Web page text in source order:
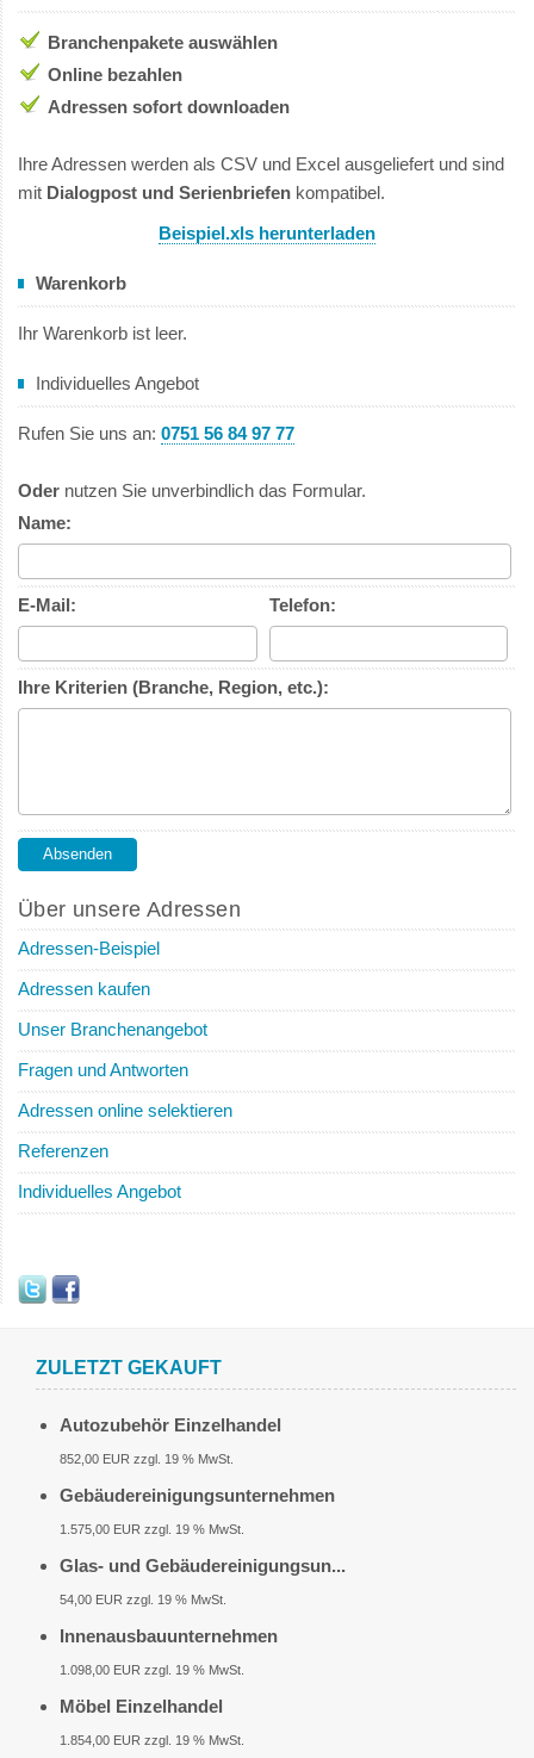
Branchenpakete auswählen
Online bezahlen
Adressen sofort downloaden
Ihre Adressen werden als CSV und Excel ausgeliefert und sind
mit Dialogpost und Serienbriefen kompatibel.
Beispiel.xls herunterladen
Warenkorb
Ihr Warenkorb ist leer.
Individuelles Angebot
Rufen Sie uns an: 0751 56 84 97 77
Oder nutzen Sie unverbindlich das Formular.
Name:
E-Mail: Telefon:
Ihre Kriterien (Branche, Region, etc.):
Über unsere Adressen
Adressen-Beispiel
Adressen kaufen
Unser Branchenangebot
Fragen und Antworten
Adressen online selektieren
Referenzen
Individuelles Angebot
ZULETZT GEKAUFT
Autozubehör Einzelhandel
852,00 EUR zzgl. 19 % MwSt.
Gebäudereinigungsunternehmen
1.575,00 EUR zzgl. 19 % MwSt.
Glas- und Gebäudereinigungsun...
54,00 EUR zzgl. 19 % MwSt.
Innenausbauunternehmen
1.098,00 EUR zzgl. 19 % MwSt.
Möbel Einzelhandel
1.854,00 EUR zzgl. 19 % MwSt.